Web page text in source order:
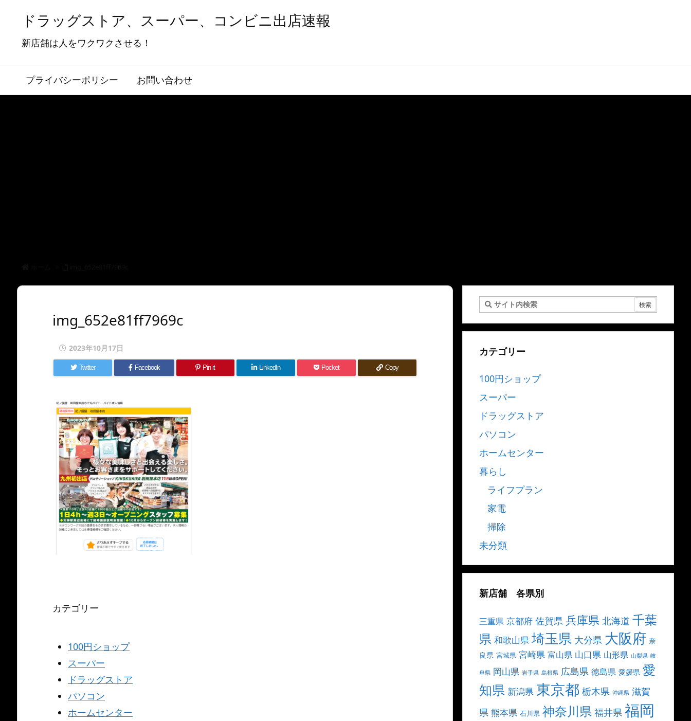
ドラッグストア、スーパー、コンビニ出店速報
新店舗は人をワクワクさせる！
プライバシーポリシー お問い合わせ
img_652e81ff7969c
2023年10月17日
Twitter Facebook Pin it LinkedIn Pocket Copy
カテゴリー
100円ショップ
スーパー
ドラッグストア
パソコン
ホームセンター
カテゴリー
100円ショップ
スーパー
ドラッグストア
パソコン
ホームセンター
暮らし
ライフプラン
家電
掃除
未分類
新店舗 各県別
三重県 京都府 佐賀県 兵庫県 北海道 千葉
県 和歌山県 埼玉県 大分県 大阪府 奈
良県 宮城県 宮崎県 富山県 山口県 山形県 山梨県 岐
阜県 岡山県 岩手県 島根県 広島県 徳島県 愛媛県 愛
知県 新潟県 東京都 栃木県 沖縄県 滋賀
県 熊本県 石川県 神奈川県 福井県 福岡